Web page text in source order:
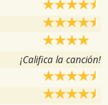
¡Califica la canción!